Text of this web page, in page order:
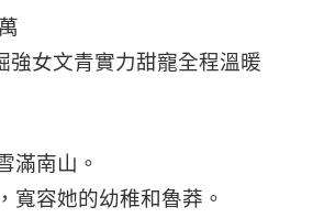
強女文青實力甜寵全程溫暖
滿南山。
寬容她的幼稚和魯莽。